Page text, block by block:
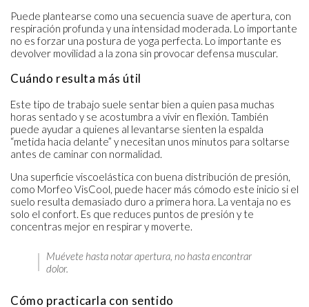
Puede plantearse como una secuencia suave de apertura, con
respiración profunda y una intensidad moderada. Lo importante
no es forzar una postura de yoga perfecta. Lo importante es
devolver movilidad a la zona sin provocar defensa muscular.
Cuándo resulta más útil
Este tipo de trabajo suele sentar bien a quien pasa muchas
horas sentado y se acostumbra a vivir en flexión. También
puede ayudar a quienes al levantarse sienten la espalda
“metida hacia delante” y necesitan unos minutos para soltarse
antes de caminar con normalidad.
Una superficie viscoelástica con buena distribución de presión,
como Morfeo VisCool, puede hacer más cómodo este inicio si el
suelo resulta demasiado duro a primera hora. La ventaja no es
solo el confort. Es que reduces puntos de presión y te
concentras mejor en respirar y moverte.
Muévete hasta notar apertura, no hasta encontrar
dolor.
Cómo practicarla con sentido